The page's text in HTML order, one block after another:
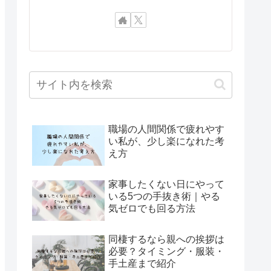
職場の人間関係で疲れやす
い私が、少し楽になれた考
え方
家事したくない日にやって
いる5つの手抜き術｜やる
気ゼロでも回る方法
同棲するなら親への挨拶は
必要？タイミング・服装・
手土産まで紹介